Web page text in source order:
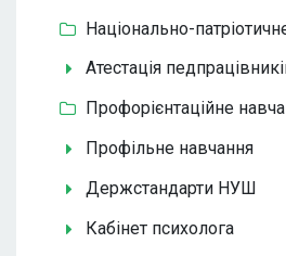
Національно-
Атестація
Профорієнтаційне
Профільне навчання
Держстандарти НУШ
Кабінет психолога